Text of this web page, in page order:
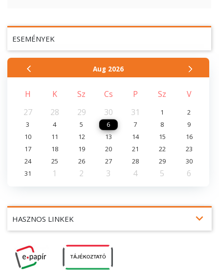
HASZNOS LINKEK expand_more
ESEMÉNYEK
Aug 2026
H K Sz Cs P Sz
V
27
28 29 30 31 1
2
3
4 5 6 7 8
9
10
11 12 13 14 15
16
17
18 19 20 21 22
23
24
25 26 27 28 29
30
31
1 2 3 4 5 6